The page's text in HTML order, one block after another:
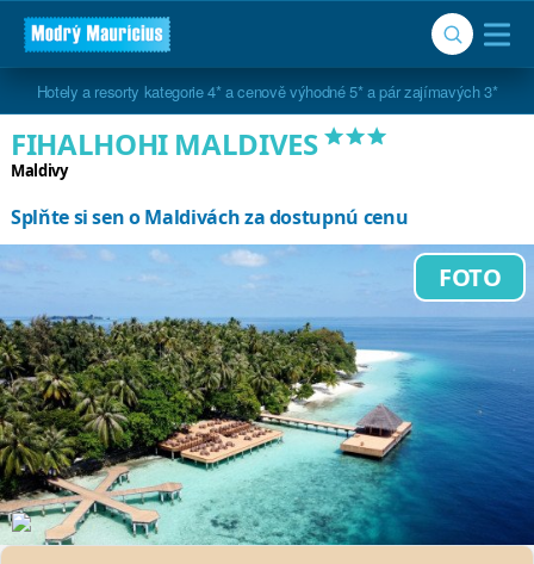
Hotely a resorty kategorie 4* a cenově výhodné 5* a pár zajímavých 3*
Hotely s osobitým kouzlem, krásným koupáním a nejlepším poměrem ceny a
kvality
FIHALHOHI MALDIVES***
Maldivy
Splňte si sen o Maldivách za dostupnú cenu
FOTO